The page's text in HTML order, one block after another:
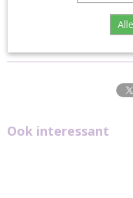
Dit garen kan uitsluitend
Klanten niet woonachtig
Ook interessant